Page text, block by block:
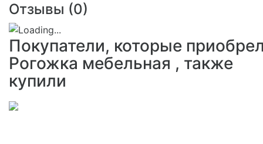
Отзывы (0)
Покупатели, которые
Рогожка мебельная , также
купили